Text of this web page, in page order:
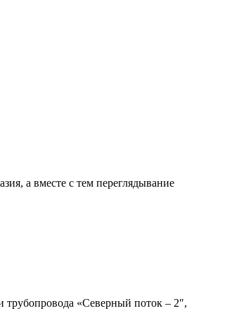
а вместе с тем переглядывание
трубопровода «Северный поток – 2″,